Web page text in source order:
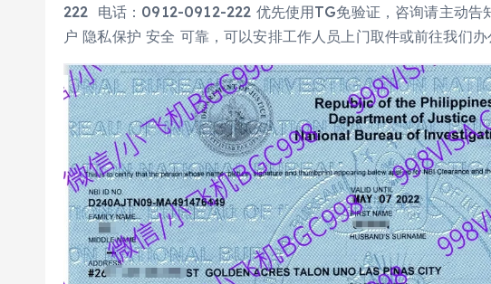
222 电话：0912-0912-222 优先使用TG免验证，咨询请主动告
户 隐私保护 安全 可靠，可以安排工作人员上门取件或前往我们办